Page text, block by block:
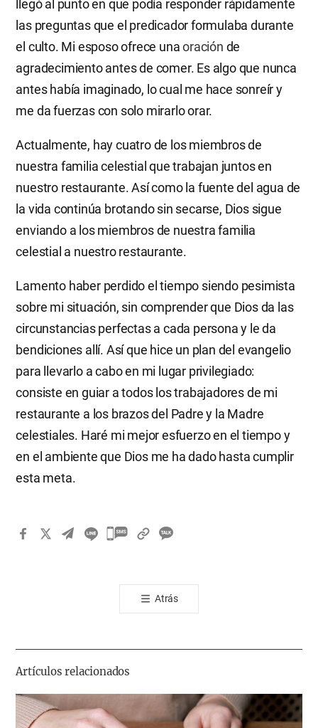
llegó al punto en que podía responder rápidamente
las preguntas que el predicador formulaba durante
el culto. Mi esposo ofrece unaoración de
agradecimiento antes de comer. Es algo que nunca
antes había imaginado, lo cual me hace sonreír y
me da fuerzas con solo mirarlo orar.
Actualmente, hay cuatro de los miembros de
nuestra familia celestial que trabajan juntos en
nuestro restaurante. Así como la fuente del agua de
la vida continúa brotando sin secarse, Dios sigue
enviando a los miembros de nuestra familia
celestial a nuestro restaurante.
Lamento haber perdido el tiempo siendo pesimista
sobre mi situación, sin comprender que Dios da las
circunstancias perfectas a cada persona y le da
bendiciones allí. Así que hice un plan del evangelio
para llevarlo a cabo en mi lugar privilegiado:
consiste en guiar a todos los trabajadores de mi
restaurante a los brazos del Padre y la Madre
celestiales. Haré mi mejor esfuerzo en el tiempo y
en el ambiente que Dios me ha dado hasta cumplir
esta meta.
카
톡
공
기
Atrás
Artículos relacionados